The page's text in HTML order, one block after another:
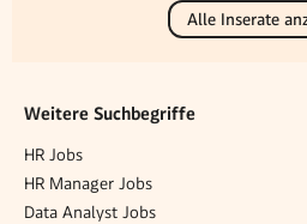
Alle Inserate
Weitere Suchbegriffe
HR Jobs
HR Manager Jobs
Data Analyst Jobs